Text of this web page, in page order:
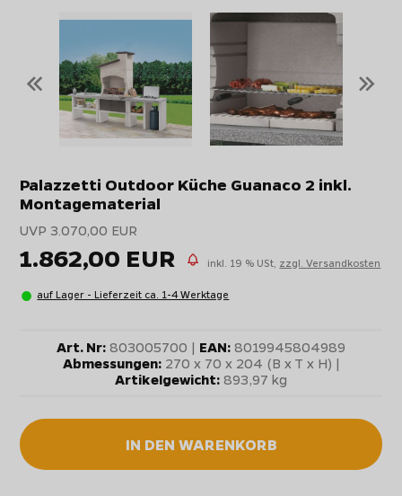
« »
Palazzetti Outdoor Küche Guanaco 2 inkl.
Montagematerial
UVP 3.070,00 EUR
1.862,00 EUR inkl. 19 % USt, zzgl. Versandkosten
auf Lager - Lieferzeit ca. 1-4 Werktage
Art. Nr: 803005700 | EAN: 8019945804989
Abmessungen:270 x 70 x 204 (B x T x H) |
Artikelgewicht: 893,97 kg
IN DEN WARENKORB